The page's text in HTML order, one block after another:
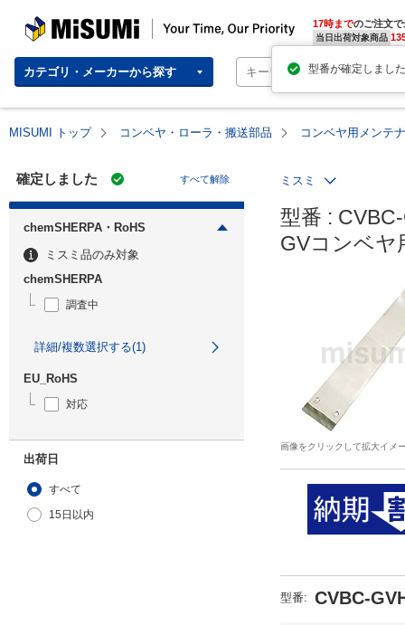
MISUMI | Your Time, Our Priority 17時までのご注文で
当日出荷対象商品
カテゴリ・メーカーから探す
MISUMI トップ コンベヤ・ローラ・搬送部品 コンベヤ用メンテ
確定しました すべて解除
chemSHERPA・RoHS
ミスミ品のみ対象
chemSHERPA
調査中
詳細/複数選択する(1)
EU_RoHS
対応
出荷日
すべて
15日以内
ミスミ
型番 :
GVコンベヤ
画像をクリックして拡大イメ
型番: CVBC-